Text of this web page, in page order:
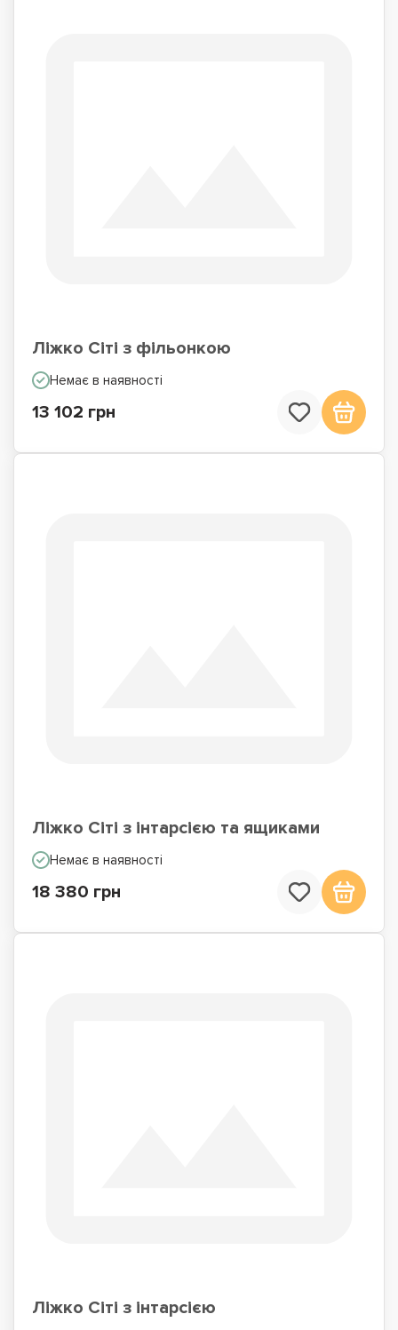
Ліжко Сіті з фільонкою
Немає в наявності
13 102 грн
Ліжко Сіті з інтарсією та ящиками
Немає в наявності
18 380 грн
Ліжко Сіті з інтарсією